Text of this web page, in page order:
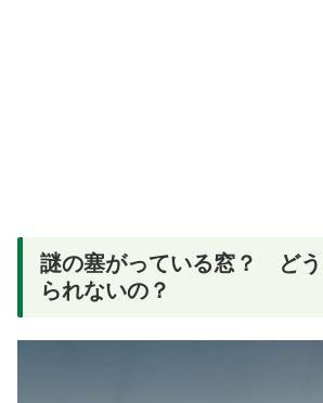
謎の塞がっている窓？ ど
られないの？